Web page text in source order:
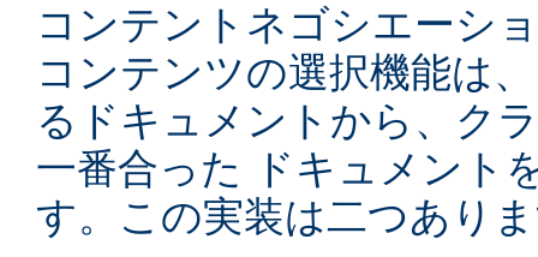
コンテントネゴシエーシ
コンテンツの選択機能は
るドキュメントから、ク
一番合った ドキュメント
す。この実装は二つあり